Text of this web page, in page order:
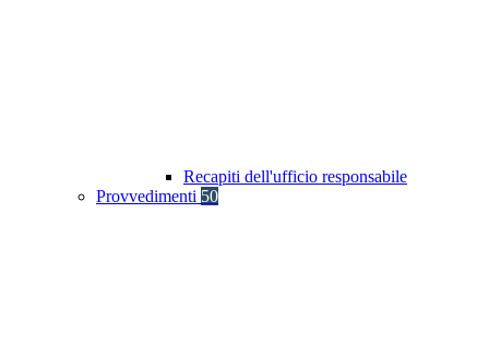
Recapiti dell'ufficio responsabile
Provvedimenti 50